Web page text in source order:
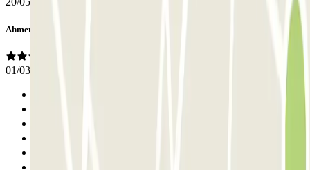
Ahmet
01/03/2026